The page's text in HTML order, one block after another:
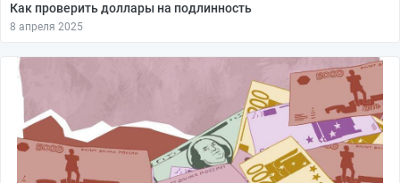
Как проверить доллары на подлинность
8 апреля 2025